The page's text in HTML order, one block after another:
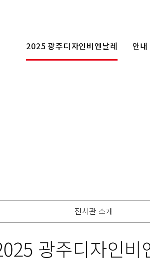
2025 광주디자인비엔날레 안내
전시관 소개
광주디자인비